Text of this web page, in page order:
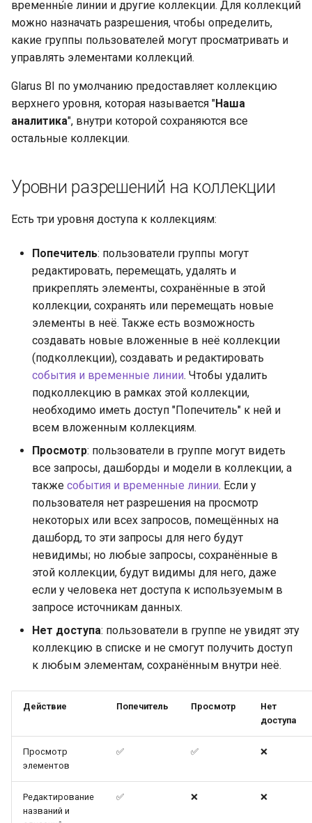
и
п
о
и
с
а
Встраивание
Решение проблем
временны́е линии и другие коллекции. Для коллекций
можно назначать разрешения, чтобы определить,
какие группы пользователей могут просматривать и
управлять элементами коллекций.
Glarus BI по умолчанию предоставляет коллекцию
верхнего уровня, которая называется "Наша
аналитика", внутри которой сохраняются все
остальные коллекции.
Уровни разрешений на коллекции
Есть три уровня доступа к коллекциям:
Попечитель: пользователи группы могут
редактировать, перемещать, удалять и
прикреплять элементы, сохранённые в этой
коллекции, сохранять или перемещать новые
элементы в неё. Также есть возможность
создавать новые вложенные в неё коллекции
(подколлекции), создавать и редактировать
события и временные линии. Чтобы удалить
подколлекцию в рамках этой коллекции,
необходимо иметь доступ "Попечитель" к ней и
всем вложенным коллекциям.
Просмотр: пользователи в группе могут видеть
все запросы, дашборды и модели в коллекции, а
также события и временные линии. Если у
пользователя нет разрешения на просмотр
некоторых или всех запросов, помещённых на
дашборд, то эти запросы для него будут
невидимы; но любые запросы, сохранённые в
этой коллекции, будут видимы для него, даже
если у человека нет доступа к используемым в
запросе источникам данных.
Нет доступа: пользователи в группе не увидят эту
коллекцию в списке и не смогут получить доступ
к любым элементам, сохранённым внутри неё.
Действие Попечитель Просмотр
Нет
доступа
Просмотр
элементов
✅ ✅ ❌
Редактирование
названий и
✅ ❌ ❌